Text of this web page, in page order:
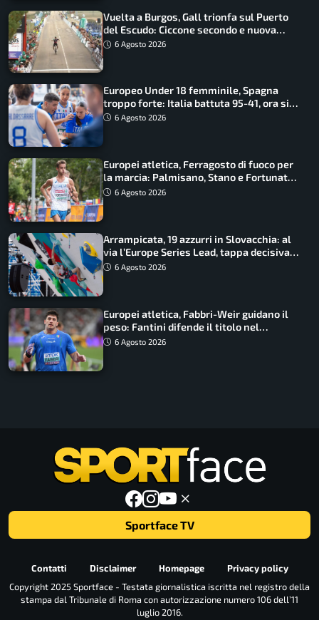
Vuelta a Burgos, Gall trionfa sul Puerto
del Escudo: Ciccone secondo e nuova
maglia di leader
6 Agosto 2026
Europeo Under 18 femminile, Spagna
troppo forte: Italia battuta 95-41, ora si
gioca il Mondiale
6 Agosto 2026
Europei atletica, Ferragosto di fuoco per
la marcia: Palmisano, Stano e Fortunato
guidano l’Italia
6 Agosto 2026
Arrampicata, 19 azzurri in Slovacchia: al
via l’Europe Series Lead, tappa decisiva
per la Speed
6 Agosto 2026
Europei atletica, Fabbri-Weir guidano il
peso: Fantini difende il titolo nel
martello
6 Agosto 2026
Sportface TV
Contatti Disclaimer Homepage
Privacy policy
Copyright 2025 Sportface - Testata giornalistica iscritta nel registro della
stampa dal Tribunale di Roma con autorizzazione numero 106 dell’11
luglio 2016.